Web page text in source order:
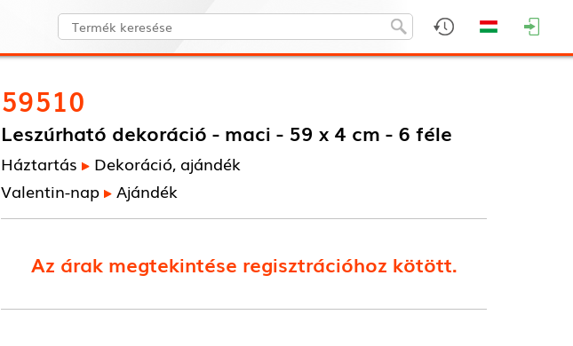
59510
Leszúrható dekoráció - maci - 59 x 4 cm - 6 féle
Háztartás
Dekoráció, ajándék
Valentin-nap
Ajándék
Az árak megtekintése regisztrációhoz kötött.